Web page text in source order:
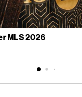
MLS 2026